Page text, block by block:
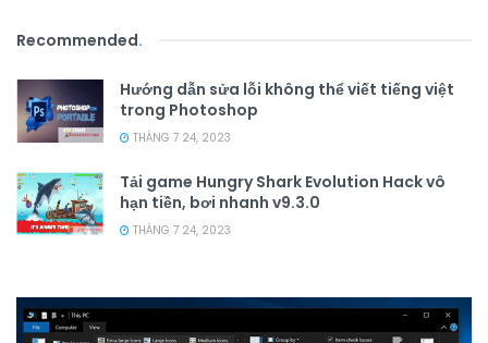
Recommended.
Hướng dẫn sửa lỗi không thể viết tiếng việt
trong Photoshop
THÁNG 7 24, 2023
Tải game Hungry Shark Evolution Hack vô
hạn tiền, bơi nhanh v9.3.0
THÁNG 7 24, 2023